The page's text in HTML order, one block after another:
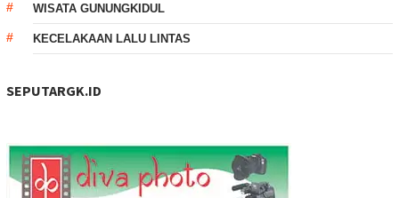
WISATA GUNUNGKIDUL
KECELAKAAN LALU LINTAS
SEPUTARGK.ID